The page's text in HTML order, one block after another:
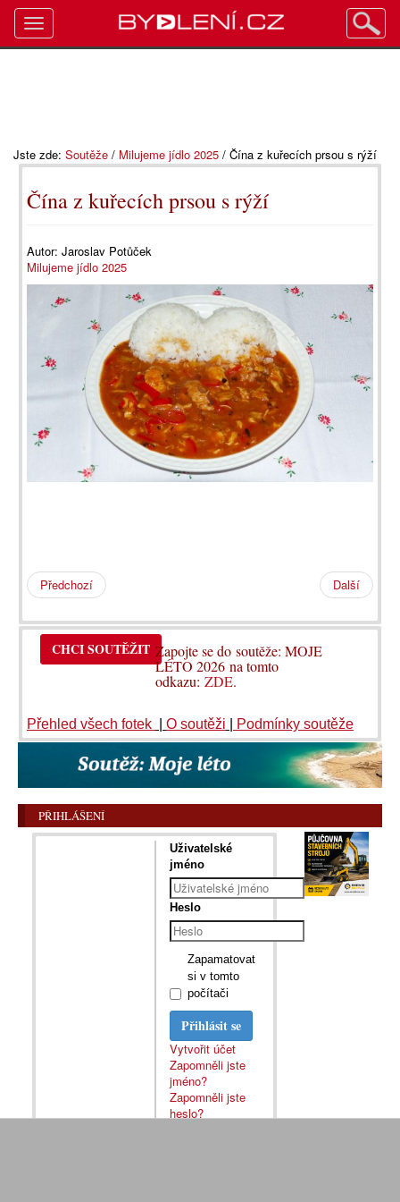
Jste zde: Soutěže / Milujeme jídlo 2025 / Čína z kuřecích prsou s rýží
Čína z kuřecích prsou s rýží
Autor: Jaroslav Potůček
Milujeme jídlo 2025
Předchozí Další
CHCI SOUTĚŽIT Zapojte se do soutěže: MOJE
LÉTO 2026 na tomto
odkazu:ZDE.
Přehled všech fotek O soutěži Podmínky soutěže
PŘIHLÁŠENÍ
Uživatelské
jméno
Heslo
Zapamatovat
si v tomto
počítači
Přihlásit se
Vytvořit účet
Zapomněli jste
jméno?
Zapomněli jste
heslo?
Toggle
navigation